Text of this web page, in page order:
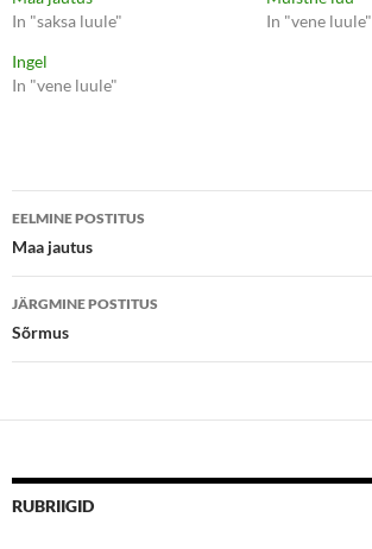
r
e
T
w
(
p
n
i
n
n
e
w
w
o
r
e
F
k
O
s
i
n
w
d
In "saksa luule"
In "vene luule"
Ingel
In "vene luule"
Postituste
töölaud
EELMINE POSTITUS
Maa jautus
JÄRGMINE POSTITUS
Sõrmus
RUBRIIGID